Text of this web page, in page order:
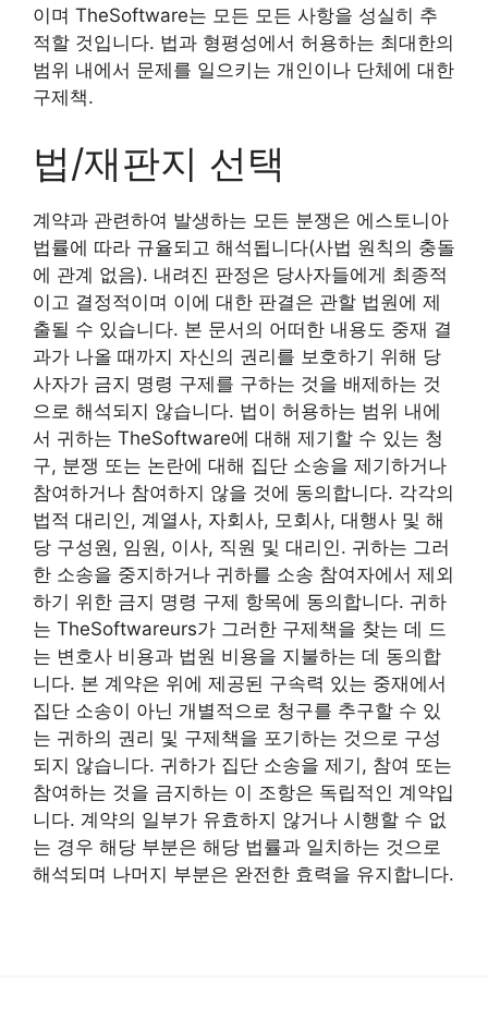
이며 TheSoftware는 모든 모든 사항을 성실히 추
적할 것입니다. 법과 형평성에서 허용하는 최대한의
범위 내에서 문제를 일으키는 개인이나 단체에 대한
구제책.
법/재판지 선택
계약과 관련하여 발생하는 모든 분쟁은 에스토니아
법률에 따라 규율되고 해석됩니다(사법 원칙의 충돌
에 관계 없음). 내려진 판정은 당사자들에게 최종적
이고 결정적이며 이에 대한 판결은 관할 법원에 제
출될 수 있습니다. 본 문서의 어떠한 내용도 중재 결
과가 나올 때까지 자신의 권리를 보호하기 위해 당
사자가 금지 명령 구제를 구하는 것을 배제하는 것
으로 해석되지 않습니다. 법이 허용하는 범위 내에
서 귀하는 TheSoftware에 대해 제기할 수 있는 청
구, 분쟁 또는 논란에 대해 집단 소송을 제기하거나
참여하거나 참여하지 않을 것에 동의합니다. 각각의
법적 대리인, 계열사, 자회사, 모회사, 대행사 및 해
당 구성원, 임원, 이사, 직원 및 대리인. 귀하는 그러
한 소송을 중지하거나 귀하를 소송 참여자에서 제외
하기 위한 금지 명령 구제 항목에 동의합니다. 귀하
는 TheSoftwareurs가 그러한 구제책을 찾는 데 드
는 변호사 비용과 법원 비용을 지불하는 데 동의합
니다. 본 계약은 위에 제공된 구속력 있는 중재에서
집단 소송이 아닌 개별적으로 청구를 추구할 수 있
는 귀하의 권리 및 구제책을 포기하는 것으로 구성
되지 않습니다. 귀하가 집단 소송을 제기, 참여 또는
참여하는 것을 금지하는 이 조항은 독립적인 계약입
니다. 계약의 일부가 유효하지 않거나 시행할 수 없
는 경우 해당 부분은 해당 법률과 일치하는 것으로
해석되며 나머지 부분은 완전한 효력을 유지합니다.